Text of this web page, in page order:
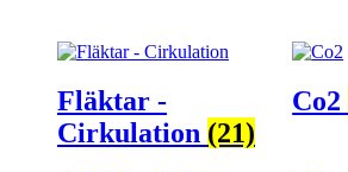
Fläktar -
Cirkulation (21)
Co2